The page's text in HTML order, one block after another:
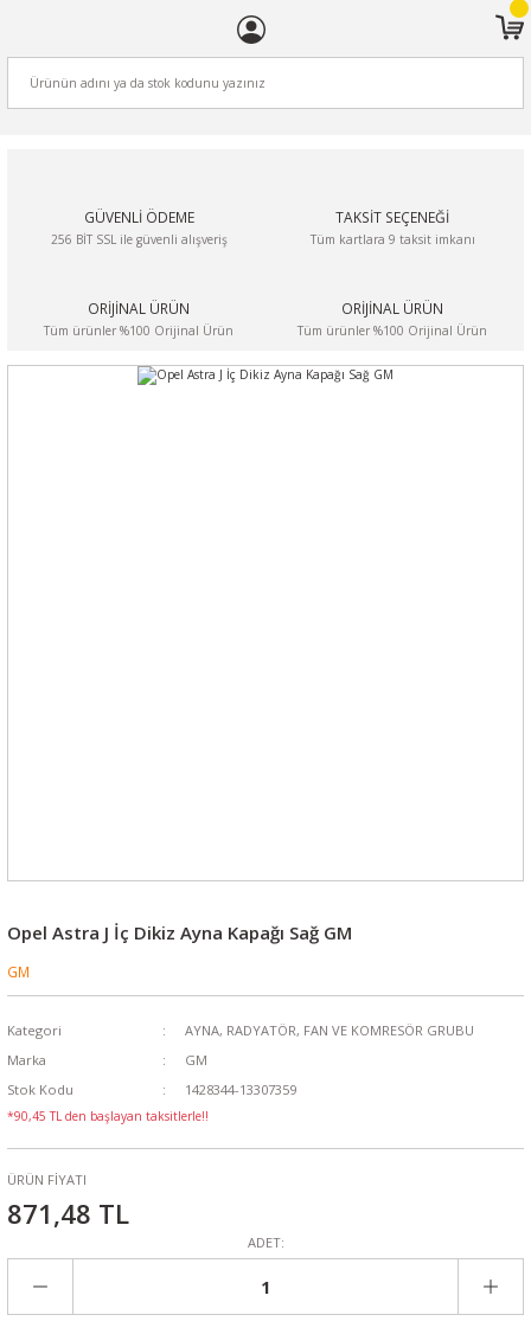
GÜVENLİ ÖDEME
256 BİT SSL ile güvenli alışveriş
TAKSİT SEÇENEĞİ
Tüm kartlara 9 taksit imkanı
ORİJİNAL ÜRÜN
Tüm ürünler %100 Orijinal Ürün
ORİJİNAL ÜRÜN
Tüm ürünler %100 Orijinal Ürün
Opel Astra J İç Dikiz Ayna Kapağı Sağ GM
GM
Kategori
AYNA, RADYATÖR, FAN VE KOMRESÖR GRUBU
Marka
GM
Stok Kodu
1428344-13307359
*90,45 TL den başlayan taksitlerle!!
ÜRÜN FİYATI
871,48 TL
ADET: